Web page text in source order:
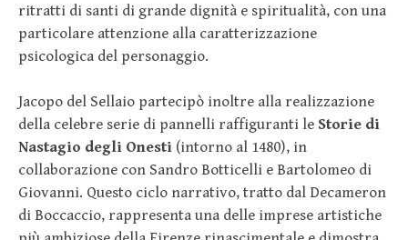
ritratti di santi di grande dignità e spiritualità, con una
particolare attenzione alla caratterizzazione
psicologica del personaggio.
Jacopo del Sellaio partecipò inoltre alla realizzazione
della celebre serie di pannelli raffiguranti le Storie di
Nastagio degli Onesti (intorno al 1480), in
collaborazione con Sandro Botticelli e Bartolomeo di
Giovanni. Questo ciclo narrativo, tratto dal Decameron
di Boccaccio, rappresenta una delle imprese artistiche